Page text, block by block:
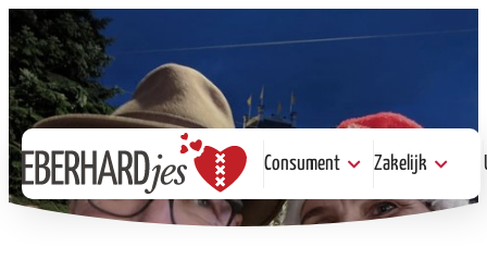
Consument
Consument
Zakelijk
Zakelijk